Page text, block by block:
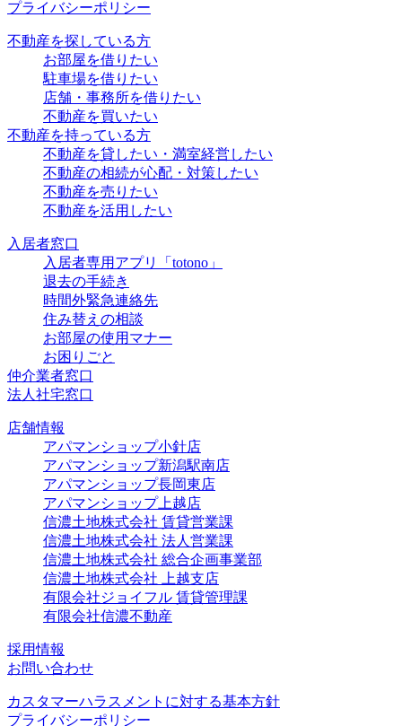
プライバシーポリシー
不動産を探している方
お部屋を借りたい
駐車場を借りたい
店舗・事務所を借りたい
不動産を買いたい
不動産を持っている方
不動産を貸したい・満室経営したい
不動産の相続が心配・対策したい
不動産を売りたい
不動産を活用したい
入居者窓口
入居者専用アプリ「totono」
退去の手続き
時間外緊急連絡先
住み替えの相談
お部屋の使用マナー
お困りごと
仲介業者窓口
法人社宅窓口
店舗情報
アパマンショップ小針店
アパマンショップ新潟駅南店
アパマンショップ長岡東店
アパマンショップ上越店
信濃土地株式会社 賃貸営業課
信濃土地株式会社 法人営業課
信濃土地株式会社 総合企画事業部
信濃土地株式会社 上越支店
有限会社ジョイフル 賃貸管理課
有限会社信濃不動産
採用情報
お問い合わせ
カスタマーハラスメントに対する基本方針
プライバシーポリシー